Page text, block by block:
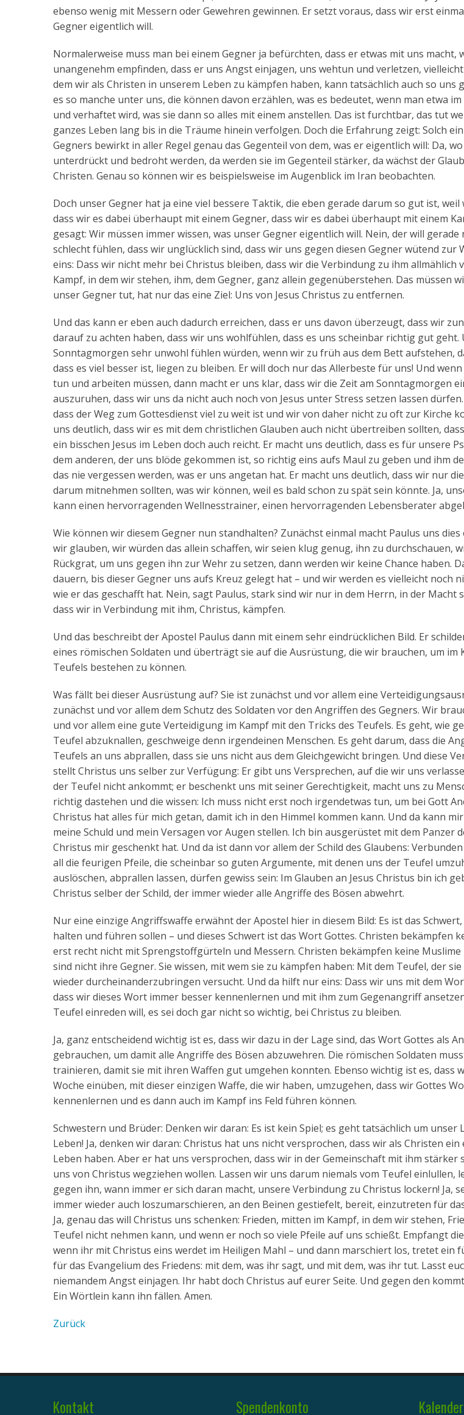
ebenso wenig mit Messern oder Gewehren gewinnen. Er setzt voraus, dass wir erst
Gegner eigentlich will.
Normalerweise muss man bei einem Gegner ja befürchten, dass er etwas mit uns macht,
unangenehm empfinden, dass er uns Angst einjagen, uns wehtun und verletzen,
dem wir als Christen in unserem Leben zu kämpfen haben, kann tatsächlich auch so uns
es so manche unter uns, die können davon erzählen, was es bedeutet, wenn man etwa
und verhaftet wird, was sie dann so alles mit einem anstellen. Das ist furchtbar, das tut
ganzes Leben lang bis in die Träume hinein verfolgen. Doch die Erfahrung zeigt: Solch
Gegners bewirkt in aller Regel genau das Gegenteil von dem, was er eigentlich will: Da,
unterdrückt und bedroht werden, da werden sie im Gegenteil stärker, da wächst der
Christen. Genau so können wir es beispielsweise im Augenblick im Iran beobachten.
Doch unser Gegner hat ja eine viel bessere Taktik, die eben gerade darum so gut ist,
dass wir es dabei überhaupt mit einem Gegner, dass wir es dabei überhaupt mit einem
gesagt: Wir müssen immer wissen, was unser Gegner eigentlich will. Nein, der will gerade
schlecht fühlen, dass wir unglücklich sind, dass wir uns gegen diesen Gegner wütend zur
eins: Dass wir nicht mehr bei Christus bleiben, dass wir die Verbindung zu ihm allmählich
Kampf, in dem wir stehen, ihm, dem Gegner, ganz allein gegenüberstehen. Das müssen
unser Gegner tut, hat nur das eine Ziel: Uns von Jesus Christus zu entfernen.
Und das kann er eben auch dadurch erreichen, dass er uns davon überzeugt, dass wir
darauf zu achten haben, dass wir uns wohlfühlen, dass es uns scheinbar richtig gut geht.
Sonntagmorgen sehr unwohl fühlen würden, wenn wir zu früh aus dem Bett aufstehen,
dass es viel besser ist, liegen zu bleiben. Er will doch nur das Allerbeste für uns! Und
tun und arbeiten müssen, dann macht er uns klar, dass wir die Zeit am Sonntagmorgen
auszuruhen, dass wir uns da nicht auch noch von Jesus unter Stress setzen lassen
dass der Weg zum Gottesdienst viel zu weit ist und wir von daher nicht zu oft zur Kirche
uns deutlich, dass wir es mit dem christlichen Glauben auch nicht übertreiben sollten,
ein bisschen Jesus im Leben doch auch reicht. Er macht uns deutlich, dass es für unsere
dem anderen, der uns blöde gekommen ist, so richtig eins aufs Maul zu geben und ihm
das nie vergessen werden, was er uns angetan hat. Er macht uns deutlich, dass wir nur
darum mitnehmen sollten, was wir können, weil es bald schon zu spät sein könnte. Ja,
kann einen hervorragenden Wellnesstrainer, einen hervorragenden Lebensberater
Wie können wir diesem Gegner nun standhalten? Zunächst einmal macht Paulus uns dies
wir glauben, wir würden das allein schaffen, wir seien klug genug, ihn zu durchschauen,
Rückgrat, um uns gegen ihn zur Wehr zu setzen, dann werden wir keine Chance haben.
dauern, bis dieser Gegner uns aufs Kreuz gelegt hat – und wir werden es vielleicht noch
wie er das geschafft hat. Nein, sagt Paulus, stark sind wir nur in dem Herrn, in der Macht
dass wir in Verbindung mit ihm, Christus, kämpfen.
Und das beschreibt der Apostel Paulus dann mit einem sehr eindrücklichen Bild. Er
eines römischen Soldaten und überträgt sie auf die Ausrüstung, die wir brauchen, um im
Teufels bestehen zu können.
Was fällt bei dieser Ausrüstung auf? Sie ist zunächst und vor allem eine
zunächst und vor allem dem Schutz des Soldaten vor den Angriffen des Gegners. Wir
und vor allem eine gute Verteidigung im Kampf mit den Tricks des Teufels. Es geht, wie
Teufel abzuknallen, geschweige denn irgendeinen Menschen. Es geht darum, dass die
Teufels an uns abprallen, dass sie uns nicht aus dem Gleichgewicht bringen. Und diese
stellt Christus uns selber zur Verfügung: Er gibt uns Versprechen, auf die wir uns
der Teufel nicht ankommt; er beschenkt uns mit seiner Gerechtigkeit, macht uns zu
richtig dastehen und die wissen: Ich muss nicht erst noch irgendetwas tun, um bei Gott
Christus hat alles für mich getan, damit ich in den Himmel kommen kann. Und da kann
meine Schuld und mein Versagen vor Augen stellen. Ich bin ausgerüstet mit dem Panzer
Christus mir geschenkt hat. Und da ist dann vor allem der Schild des Glaubens:
all die feurigen Pfeile, die scheinbar so guten Argumente, mit denen uns der Teufel
auslöschen, abprallen lassen, dürfen gewiss sein: Im Glauben an Jesus Christus bin ich
Christus selber der Schild, der immer wieder alle Angriffe des Bösen abwehrt.
Nur eine einzige Angriffswaffe erwähnt der Apostel hier in diesem Bild: Es ist das
halten und führen sollen – und dieses Schwert ist das Wort Gottes. Christen bekämpfen
erst recht nicht mit Sprengstoffgürteln und Messern. Christen bekämpfen keine Muslime
sind nicht ihre Gegner. Sie wissen, mit wem sie zu kämpfen haben: Mit dem Teufel, der
wieder durcheinanderzubringen versucht. Und da hilft nur eins: Dass wir uns mit dem
dass wir dieses Wort immer besser kennenlernen und mit ihm zum Gegenangriff
Teufel einreden will, es sei doch gar nicht so wichtig, bei Christus zu bleiben.
Ja, ganz entscheidend wichtig ist es, dass wir dazu in der Lage sind, das Wort Gottes als
gebrauchen, um damit alle Angriffe des Bösen abzuwehren. Die römischen Soldaten
trainieren, damit sie mit ihren Waffen gut umgehen konnten. Ebenso wichtig ist es, dass
Woche einüben, mit dieser einzigen Waffe, die wir haben, umzugehen, dass wir Gottes
kennenlernen und es dann auch im Kampf ins Feld führen können.
Schwestern und Brüder: Denken wir daran: Es ist kein Spiel; es geht tatsächlich um unser
Leben! Ja, denken wir daran: Christus hat uns nicht versprochen, dass wir als Christen ein
Leben haben. Aber er hat uns versprochen, dass wir in der Gemeinschaft mit ihm stärker
uns von Christus wegziehen wollen. Lassen wir uns darum niemals vom Teufel einlullen,
gegen ihn, wann immer er sich daran macht, unsere Verbindung zu Christus lockern! Ja,
immer wieder auch loszumarschieren, an den Beinen gestiefelt, bereit, einzutreten für
Ja, genau das will Christus uns schenken: Frieden, mitten im Kampf, in dem wir stehen,
Teufel nicht nehmen kann, und wenn er noch so viele Pfeile auf uns schießt. Empfangt
wenn ihr mit Christus eins werdet im Heiligen Mahl – und dann marschiert los, tretet ein
für das Evangelium des Friedens: mit dem, was ihr sagt, und mit dem, was ihr tut. Lasst
niemandem Angst einjagen. Ihr habt doch Christus auf eurer Seite. Und gegen den
Ein Wörtlein kann ihn fällen. Amen.
Zurück
Kontakt Spendenkonto Kalender